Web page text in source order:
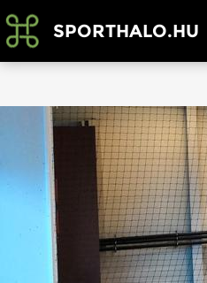
SPORTHALO.HU